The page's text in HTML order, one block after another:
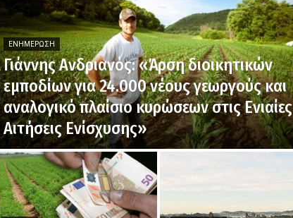
ΕΝΗΜΈΡΩΣΗ
Γιάννης Ανδριανός: «Άρση διοικητικών
εμποδίων για 24.000 νέους γεωργούς και
αναλογικό πλαίσιο κυρώσεων στις Ενιαίες
Αιτήσεις Ενίσχυσης»